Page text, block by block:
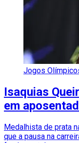
Jogos
Isaquias
em
Medalhista de prata
que a pausa na